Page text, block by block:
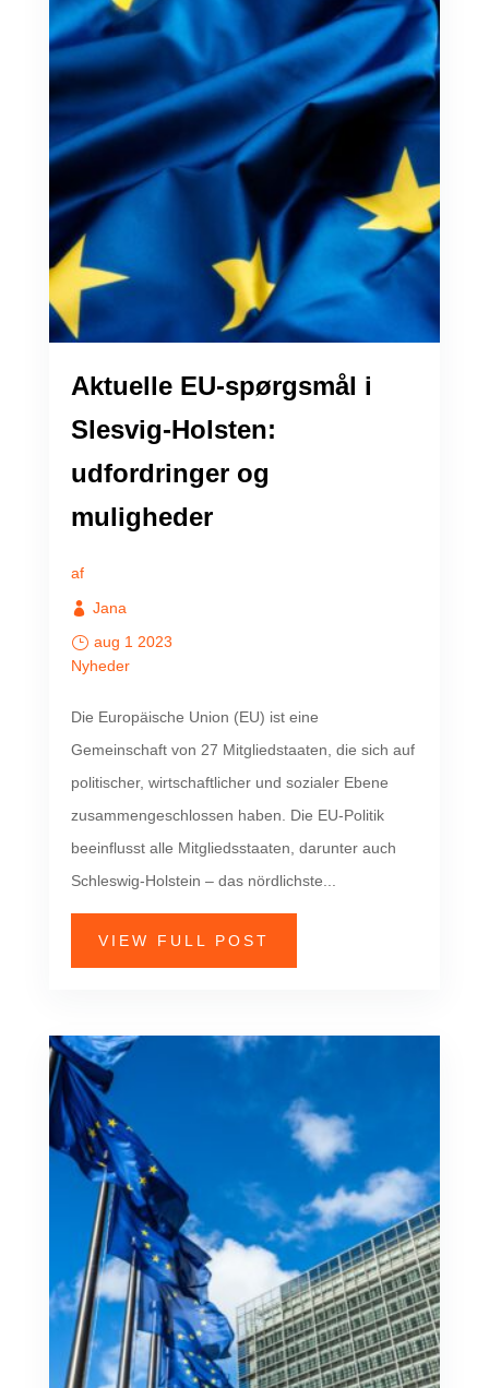
Aktuelle EU-spørgsmål i
Slesvig-Holsten:
udfordringer og
muligheder
af
Jana
aug 1 2023
Nyheder
Die Europäische Union (EU) ist eine
Gemeinschaft von 27 Mitgliedstaaten, die sich auf
politischer, wirtschaftlicher und sozialer Ebene
zusammengeschlossen haben. Die EU-Politik
beeinflusst alle Mitgliedsstaaten, darunter auch
Schleswig-Holstein – das nördlichste...
VIEW FULL POST